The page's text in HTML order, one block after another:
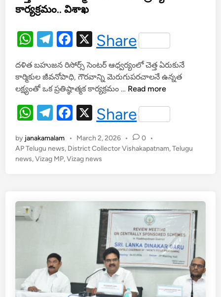
?
iకార్యక్రమం.. విశాఖ
W
at
s
A
p
p
T
e
gr
a
m
F
c
e
b
o
o
k
X
Share
దళిత బహుజన రిసోర్స్ సెంటర్ ఆధ్వర్యంలో చెత్త ఏరుకునే
కార్మికుల జీవనోపాధి, గౌరవాన్ని మెరుగుపరచాలనే ఉన్నత
లక్ష్యంతో ఒక ప్రతిష్ఠాత్మక కార్యక్రమం … చె
ఏ
రు
కు
నే
గౌ
వా
ని
కి
ప్ర
త్యే
క
Read more
W
at
s
p
T
e
gr
F
c
e
X
Share
by janakamalam • March 2, 2026 • 0 •
AP Telugu news, District Collector Vishakapatnam,Telugu
news,Vizag MP,Vizag news